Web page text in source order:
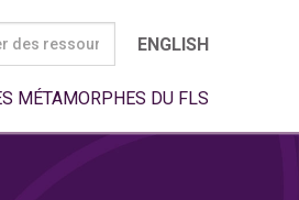
ENGLISH
MÉTAMORPHES DU FLS